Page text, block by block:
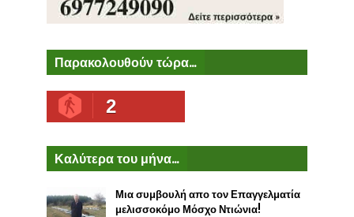
Παρακολουθούν τώρα...
2
Καλύτερα του μήνα...
Μια συμβουλή απο τον Επαγγελματία
μελισσοκόμο Μόσχο Ντιώνια!